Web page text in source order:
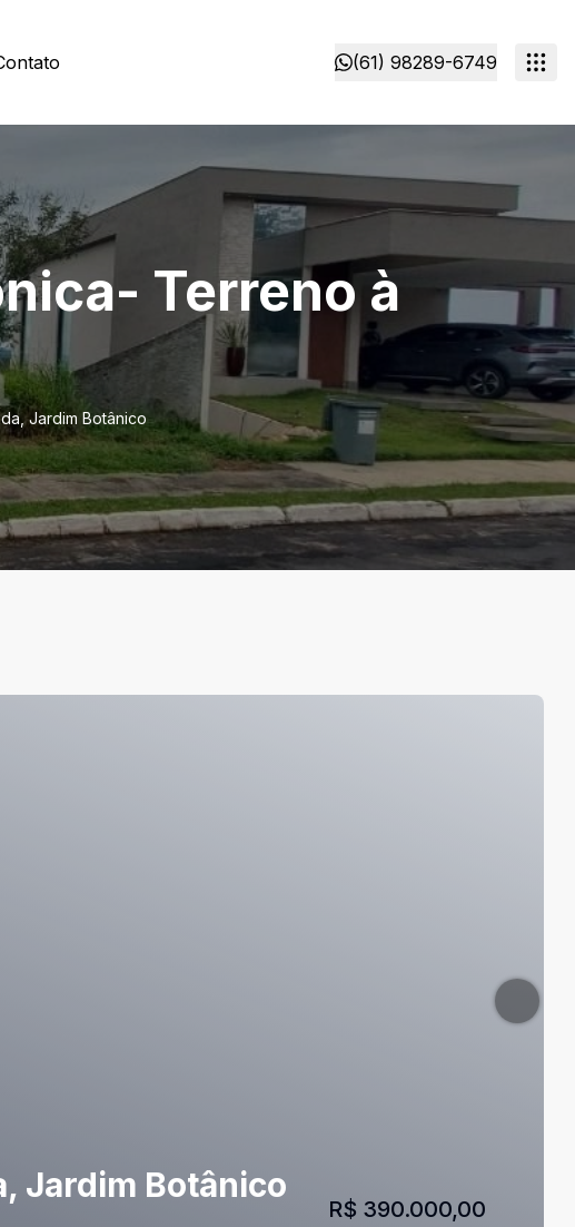
(61) 98289-6749
Terreno à
Jardim Botânico
Jardim Botânico
R$ 390.000,00